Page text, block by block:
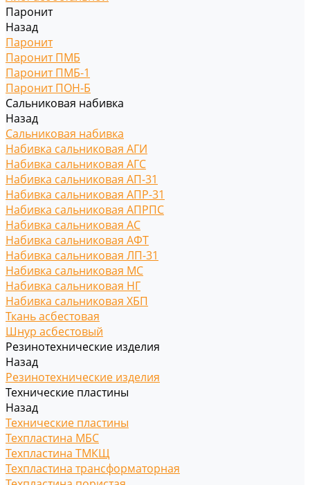
Паронит
Назад
Паронит
Паронит ПМБ
Паронит ПМБ-1
Паронит ПОН-Б
Сальниковая набивка
Назад
Сальниковая набивка
Набивка сальниковая АГИ
Набивка сальниковая АГС
Набивка сальниковая АП-31
Набивка сальниковая АПР-31
Набивка сальниковая АПРПС
Набивка сальниковая АС
Набивка сальниковая АФТ
Набивка сальниковая ЛП-31
Набивка сальниковая МС
Набивка сальниковая НГ
Набивка сальниковая ХБП
Ткань асбестовая
Шнур асбестовый
Резинотехнические изделия
Назад
Резинотехнические изделия
Технические пластины
Назад
Технические пластины
Техпластина МБС
Техпластина ТМКЩ
Техпластина трансформаторная